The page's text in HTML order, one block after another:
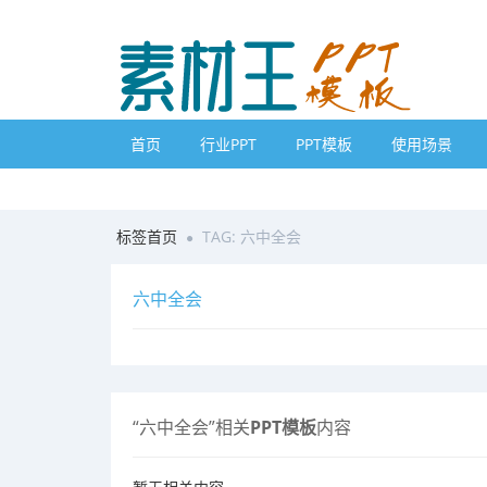
首页 行业PPT PPT模板 使用场景
标签首页 TAG: 六中全会
六中全会
“六中全会”相关PPT模板内容